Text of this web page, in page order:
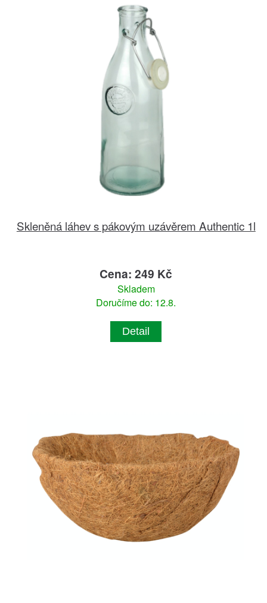
Skleněná láhev s pákovým uzávěrem Authentic 1l
Cena: 249 Kč
Skladem
Doručíme do: 12.8.
Detail